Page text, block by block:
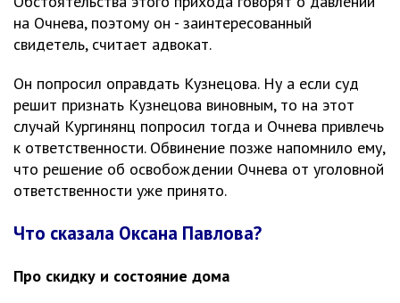
на Очнева, поэтому он - заинтересованный
свидетель, считает адвокат.
Он попросил оправдать Кузнецова. Ну а если суд
решит признать Кузнецова виновным, то на этот
случай Кургинянц попросил тогда и Очнева привлечь
к ответственности. Обвинение позже напомнило ему,
что решение об освобождении Очнева от уголовной
ответственности уже принято.
Что сказала Оксана Павлова?
Про скидку и состояние дома